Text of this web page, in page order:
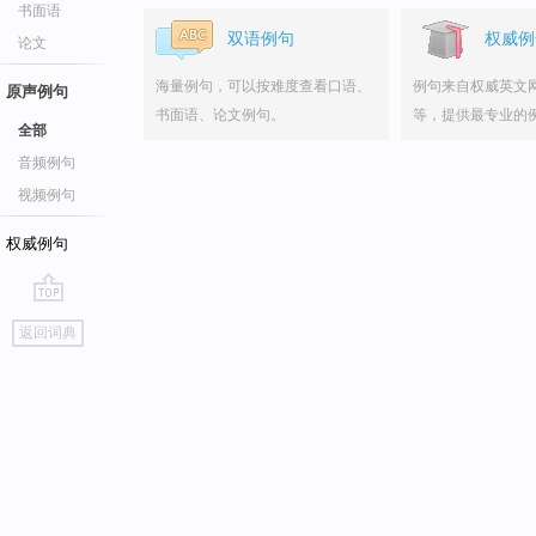
书面语
论文
原声例句
全部
音频例句
视频例句
权威例句
go
top
返回词典
双语例句
海量例句，可以按难度查看口语、
书面语、论文例句。
权威
例句来自权威英文
等，提供最专业的